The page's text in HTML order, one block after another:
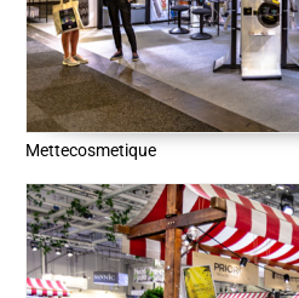
Mettecosmetique